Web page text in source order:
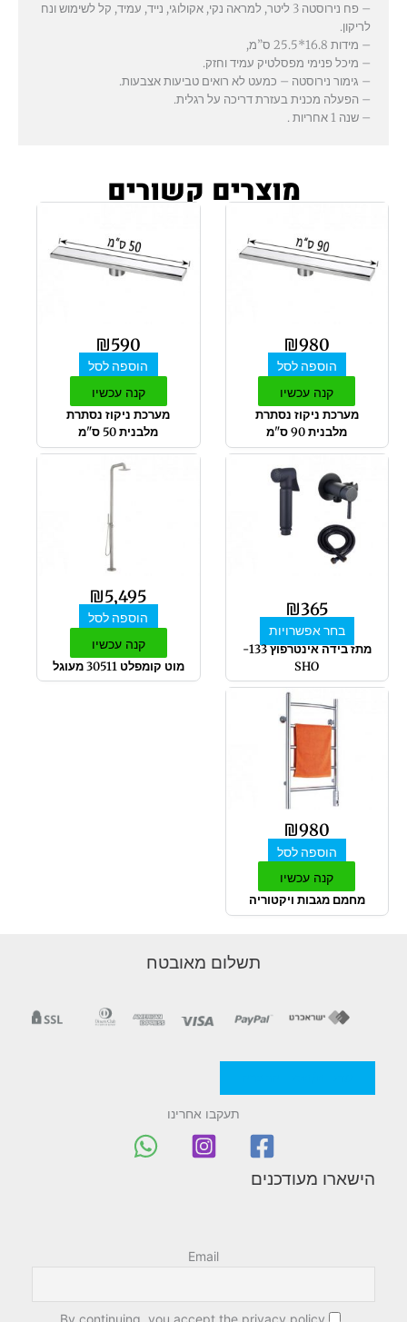
– פח נירוסטה 3 ליטר, למראה נקי, אקולוגי, נייד, עמיד, קל לשימוש ונח
לריקון.
– מידות 16.8*25.5 ס”מ,
– מיכל פנימי מפסלטיק עמיד וחזק.
– גימור נירוסטה – כמעט לא רואים טביעות אצבעות.
– הפעלה מכנית בעזרת דריכה על רגלית.
– שנה 1 אחריות .
מוצרים קשורים
₪980
הוספה לסל
קנה עכשיו
מערכת ניקוז נסתרת
מלבנית 90 ס"מ
₪590
הוספה לסל
קנה עכשיו
מערכת ניקוז נסתרת
מלבנית 50 ס"מ
₪365
בחר אפשרויות
זה
מספר
את
בעמוד
המוצר
מתז בידה אינטרפוץ 133-
SHO
₪5,495
הוספה לסל
קנה עכשיו
מוט קומפלט 30511 מעוגל
₪980
הוספה לסל
קנה עכשיו
מחמם מגבות ויקטוריה
תשלום מאובטח
תעקבו אחרינו
הישארו מעודכנים
Email
By continuing, you accept the privacy policy